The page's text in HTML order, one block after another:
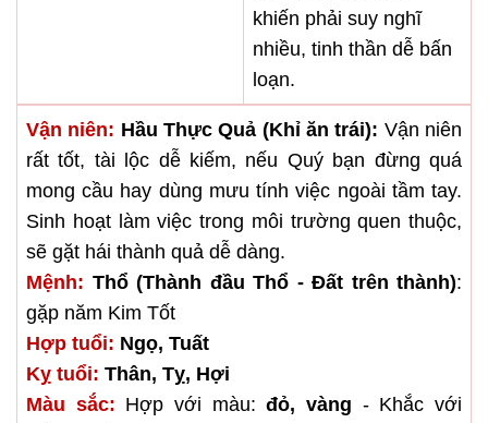
khiến phải suy nghĩ
nhiều, tinh thần dễ bấn
loạn.
Vận niên: Hầu Thực Quả (Khỉ ăn trái): Vận niên
rất tốt, tài lộc dễ kiếm, nếu Quý bạn đừng quá
mong cầu hay dùng mưu tính việc ngoài tầm tay.
Sinh hoạt làm việc trong môi trường quen thuộc,
sẽ gặt hái thành quả dễ dàng.
Mệnh: Thổ (Thành đầu Thổ - Đất trên thành):
gặp năm Kim Tốt
Hợp tuổi: Ngọ, Tuất
Kỵ tuổi: Thân, Tỵ, Hợi
Màu sắc: Hợp với màu:đỏ, vàng - Khắc với